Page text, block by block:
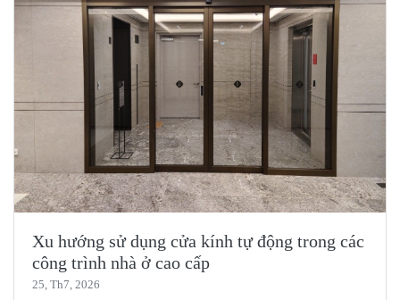
Xu hướng sử dụng cửa kính tự động trong các
công trình nhà ở cao cấp
25, Th7, 2026